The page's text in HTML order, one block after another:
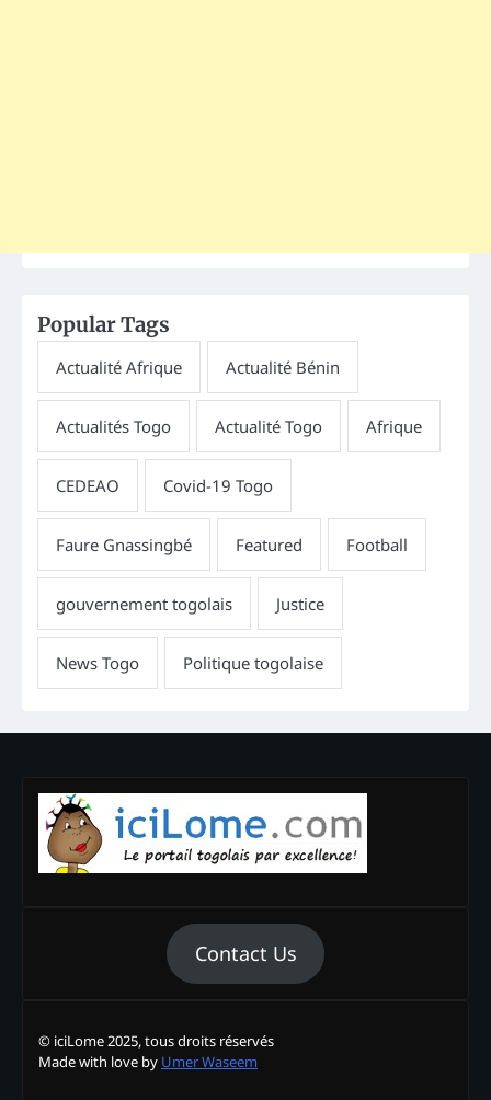
Popular Tags
Contact Us
© iciLome 2025, tous droits réservés
Made with love by Umer Waseem